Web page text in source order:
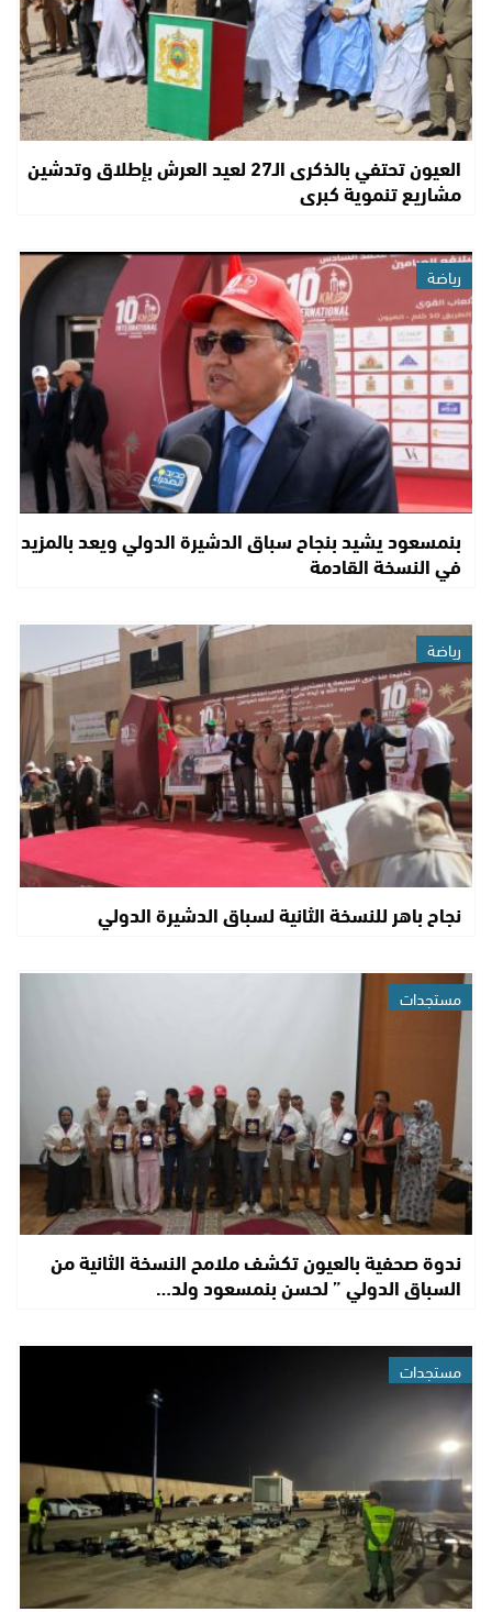
العيون تحتفي بالذكرى الـ27 لعيد العرش بإطلاق وتدشين
مشاريع تنموية كبرى
رياضة
بنمسعود يشيد بنجاح سباق الدشيرة الدولي ويعد بالمزيد
في النسخة القادمة
رياضة
نجاح باهر للنسخة الثانية لسباق الدشيرة الدولي
مستجدات
ندوة صحفية بالعيون تكشف ملامح النسخة الثانية من
السباق الدولي ” لحسن بنمسعود ولد…
مستجدات